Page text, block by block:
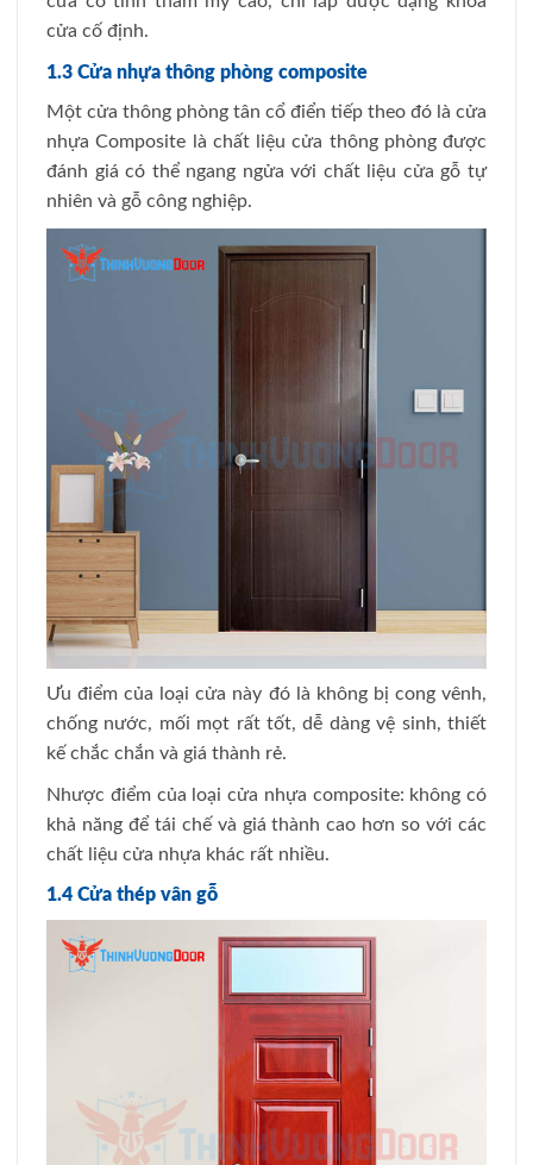
cửa cố định.
1.3 Cửa nhựa thông phòng composite
Một cửa thông phòng tân cổ điển tiếp theo đó là cửa
nhựa Composite là chất liệu cửa thông phòng được
đánh giá có thể ngang ngửa với chất liệu cửa gỗ tự
nhiên và gỗ công nghiệp.
Ưu điểm của loại cửa này đó là không bị cong vênh,
chống nước, mối mọt rất tốt, dễ dàng vệ sinh, thiết
kế chắc chắn và giá thành rẻ.
Nhược điểm của loại cửa nhựa composite: không có
khả năng để tái chế và giá thành cao hơn so với các
chất liệu cửa nhựa khác rất nhiều.
1.4 Cửa thép vân gỗ